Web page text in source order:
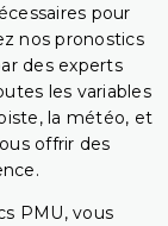
pour
nos pronostics
des experts
les variables
la météo, et
offrir des
PMU, vous